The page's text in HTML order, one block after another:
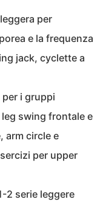
per
e la frequenza
jack, cyclette a
i gruppi
swing frontale e
arm circle e
per upper
2 serie leggere